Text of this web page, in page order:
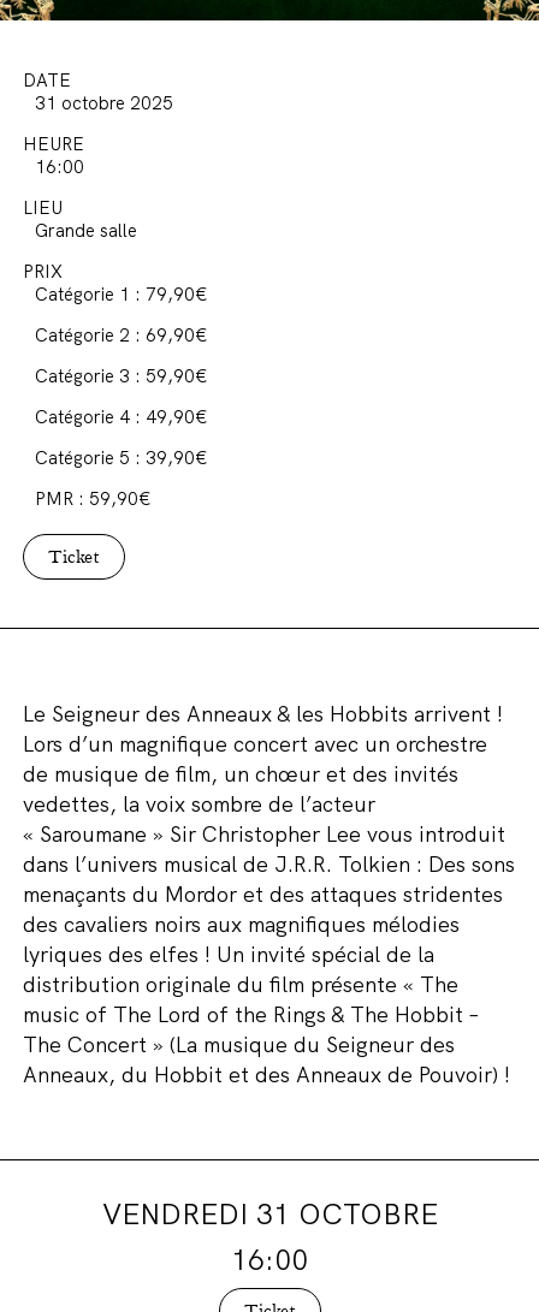
DATE
31 octobre 2025
HEURE
16:00
LIEU
Grande salle
PRIX
Catégorie 1 : 79,90€
Catégorie 2 : 69,90€
Catégorie 3 : 59,90€
Catégorie 4 : 49,90€
Catégorie 5 : 39,90€
PMR : 59,90€
Ticket
Le Seigneur des Anneaux & les Hobbits arrivent !
Lors d’un magnifique concert avec un orchestre
de musique de film, un chœur et des invités
vedettes, la voix sombre de l’acteur
« Saroumane » Sir Christopher Lee vous introduit
dans l’univers musical de J.R.R. Tolkien : Des sons
menaçants du Mordor et des attaques stridentes
des cavaliers noirs aux magnifiques mélodies
lyriques des elfes ! Un invité spécial de la
distribution originale du film présente « The
music of The Lord of the Rings & The Hobbit –
The Concert » (La musique du Seigneur des
Anneaux, du Hobbit et des Anneaux de Pouvoir) !
VENDREDI 31 OCTOBRE
16:00